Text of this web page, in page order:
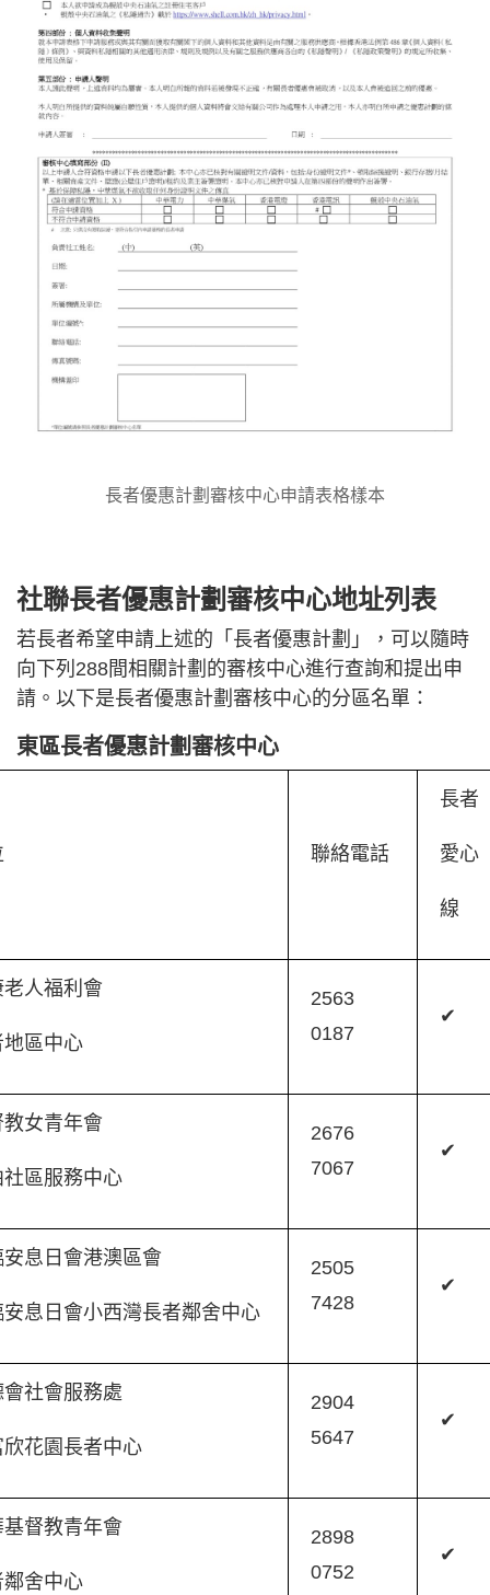
長者優惠計劃審核中心申請表格樣本
社聯長者優惠計劃審核中心地址列表
若長者希望申請上述的「長者優惠計劃」，可以隨時
向下列288間相關計劃的審核中心進行查詢和提出申
請。以下是長者優惠計劃審核中心的分區名單：
東區長者優惠計劃審核中心
聯絡電話
長者
愛心
線
人福利會
區中心
2563
0187
✔
女青年會
區服務中心
2676
7067
✔
息日會港澳區會
息日會小西灣長者鄰舍中心
2505
7428
✔
社會服務處
花園長者中心
2904
5647
✔
督教青年會
舍中心
2898
0752
✔